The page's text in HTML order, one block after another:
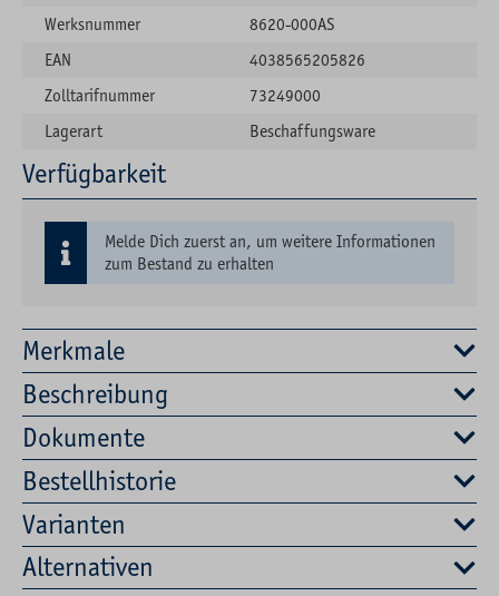
Merkmale
Beschreibung
Dokumente
Bestellhistorie
Varianten
Alternativen
Werksnummer
8620-000AS
EAN
4038565205826
Zolltarifnummer
73249000
Lagerart
Beschaffungsware
Verfügbarkeit
Melde Dich zuerst an, um weitere Informationen
zum Bestand zu erhalten